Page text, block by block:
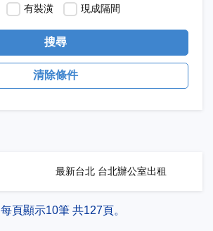
有裝潢 現成隔間
搜尋
清除條件
最新台北 台北辦公室出租
每頁顯示10筆 共127頁。